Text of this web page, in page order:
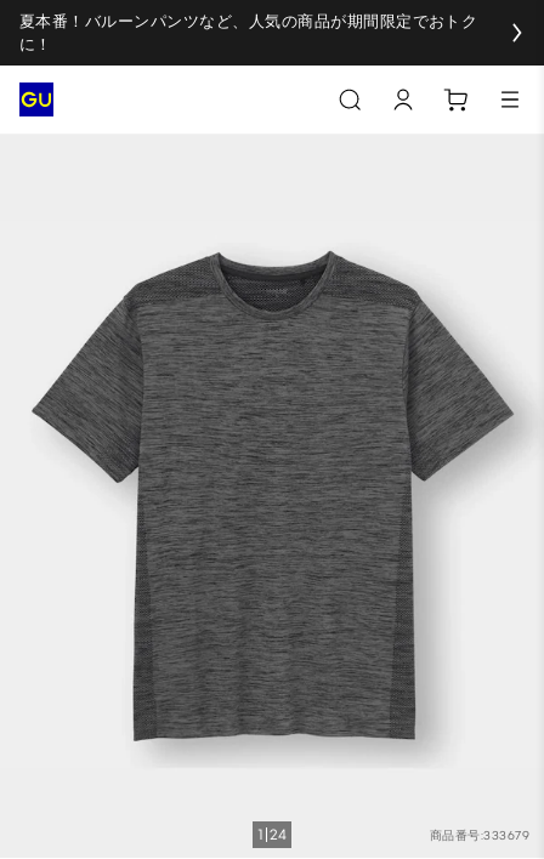
夏本番！バルーンパンツなど、人気の商品が期間限定でおトク
に！
商品番号:333679
1 24